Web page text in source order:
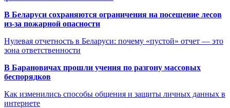
В Беларуси сохраняются ограничения на посещение лесов
из-за пожарной опасности
Нулевая отчетность в Беларуси: почему «пустой» отчет — это
зона ответственности
В Барановичах прошли учения по разгону массовых
беспорядков
Как изменились способы общения и защиты личных данных в
интернете